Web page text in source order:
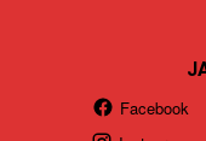
Facebook